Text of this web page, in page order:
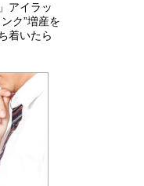
アイラッ
ク”増産を
着いたら